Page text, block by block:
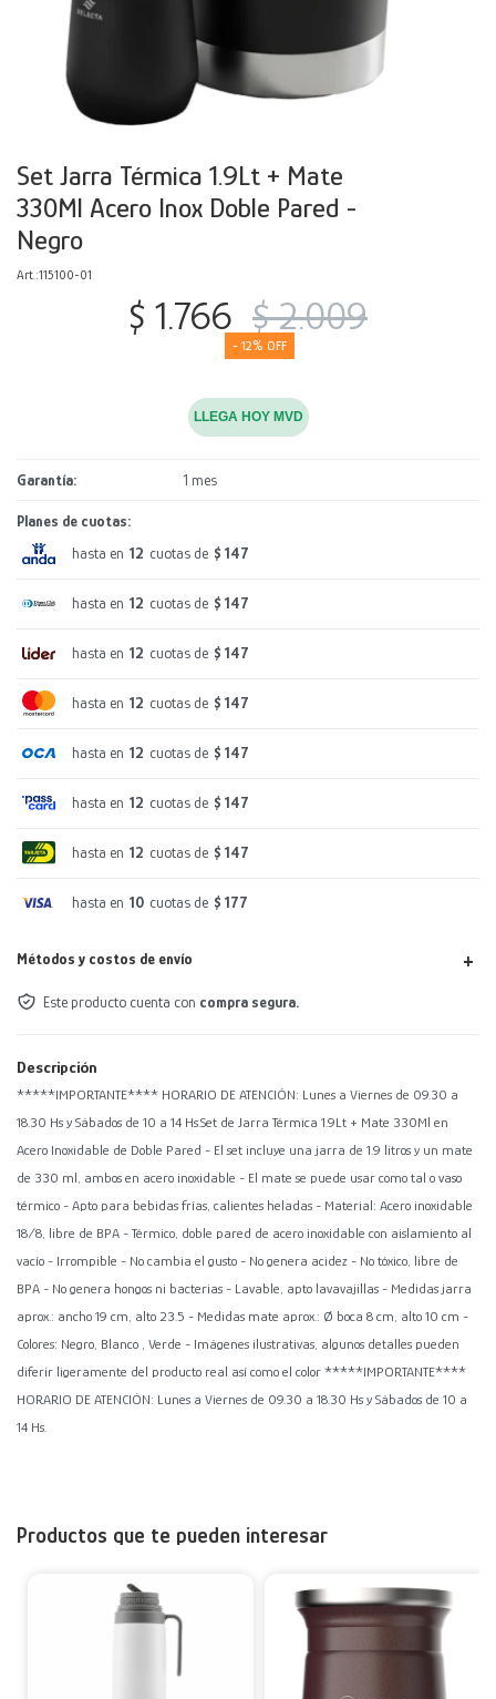
Set Jarra Térmica 1.9Lt + Mate
330Ml Acero Inox Doble Pared -
Negro
115100-01
$ 1.766 $ 2.009
12
LLEGA HOY MVD
Garantía 1 mes
Planes de cuotas:
hasta en 12 cuotas de $ 147
hasta en 12 cuotas de $ 147
hasta en 12 cuotas de $ 147
hasta en 12 cuotas de $ 147
hasta en 12 cuotas de $ 147
hasta en 12 cuotas de $ 147
hasta en 12 cuotas de $ 147
hasta en 10 cuotas de $ 177
Métodos y costos de envío
Este producto cuenta con compra segura.
Descripción
*****IMPORTANTE**** HORARIO DE ATENCIÓN: Lunes a Viernes de 09.30 a
18.30 Hs y Sábados de 10 a 14 Hs.Set de Jarra Térmica 1.9Lt + Mate 330Ml en
Acero Inoxidable de Doble Pared - El set incluye una jarra de 1.9 litros y un mate
de 330 ml, ambos en acero inoxidable - El mate se puede usar como tal o vaso
térmico - Apto para bebidas frías, calientes heladas - Material: Acero inoxidable
18/8, libre de BPA - Térmico, doble pared de acero inoxidable con aislamiento al
vacío - Irrompible - No cambia el gusto - No genera acidez - No tóxico, libre de
BPA - No genera hongos ni bacterias - Lavable, apto lavavajillas - Medidas jarra
aprox.: ancho 19 cm, alto 23.5 - Medidas mate aprox.: Ø boca 8 cm, alto 10 cm -
Colores: Negro, Blanco , Verde - Imágenes ilustrativas, algunos detalles pueden
diferir ligeramente del producto real así como el color *****IMPORTANTE****
HORARIO DE ATENCIÓN: Lunes a Viernes de 09.30 a 18.30 Hs y Sábados de 10 a
14 Hs.
Productos que te pueden interesar
Mesas
Calefactores
Acolchados y Frazadas
Fundas
Decoración
Accesorios para el hogar
Accesorios
Muebles Infantiles